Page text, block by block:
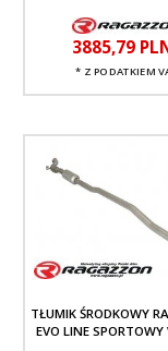
3885,79
* Z PODATKIEM
TŁUMIK ŚRODKOWY
EVO LINE SPORTOWY